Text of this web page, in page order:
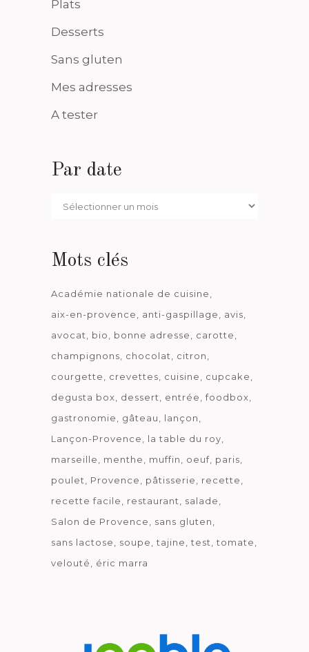
Plats
Desserts
Sans gluten
Mes adresses
A tester
Par date
Par
Mots clés
Académie nationale de cuisine
aix-en-provence
anti-gaspillage
avis
avocat
bio bonne adresse
carotte
champignons
chocolat
citron
courgette
crevettes cuisine
cupcake
degusta box
dessert entrée
foodbox
gastronomie
gâteau
lançon
Lançon-Provence
la table du roy
marseille
menthe muffin oeuf paris
poulet
Provence pâtisserie
recette
recette facile
restaurant
salade
Salon de Provence
sans gluten
sans lactose
soupe tajine test
tomate
velouté
éric marra